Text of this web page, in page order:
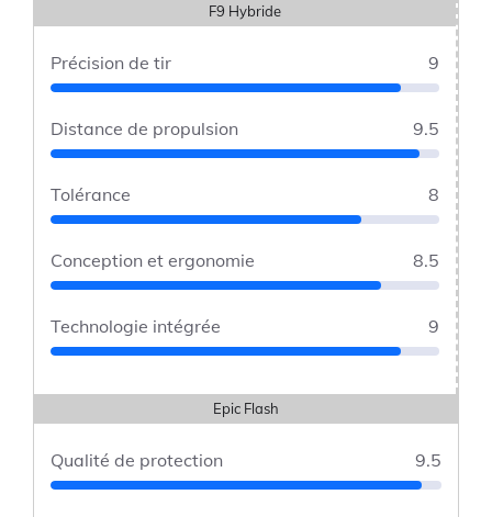
F9 Hybride
Précision de tir 9
Distance de propulsion 9.5
Tolérance 8
Conception et ergonomie 8.5
Technologie intégrée 9
Epic Flash
Qualité de protection 9.5